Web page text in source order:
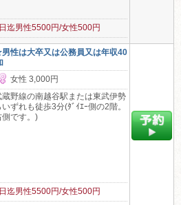
迄男性5500円/女性500円
性は大卒又は公務員又は年収40
女性 3,000円
野線の南越谷駅または東武伊勢
ずれも徒歩3分(ﾀﾞｲｴｰ側の2階。
側です。)
迄男性5500円/女性500円